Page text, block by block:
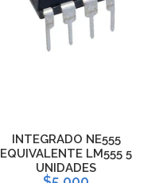
INTEGRADO NE555
EQUIVALENTE LM555 5
UNIDADES